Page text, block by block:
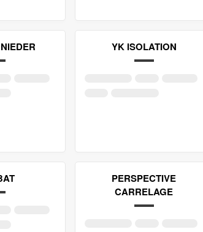
YK ISOLATION
PERSPECTIVE
CARRELAGE